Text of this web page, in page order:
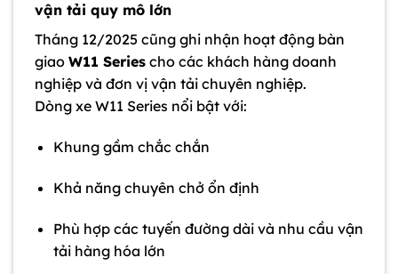
vận tải quy mô lớn
Tháng 12/2025 cũng ghi nhận hoạt động bàn
giao W11 Series cho các khách hàng doanh
nghiệp và đơn vị vận tải chuyên nghiệp.
Dòng xe W11 Series nổi bật với:
Khung gầm chắc chắn
Khả năng chuyên chở ổn định
Phù hợp các tuyến đường dài và nhu cầu vận
tải hàng hóa lớn